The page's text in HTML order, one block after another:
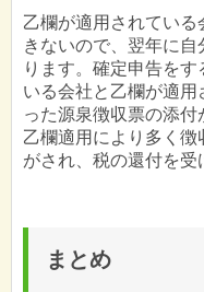
乙欄が適用されてい
きないので、翌年に
ります。確定申告を
いる会社と乙欄が適
った源泉徴収票の添付
乙欄適用により多く
がされ、税の還付を受
まとめ